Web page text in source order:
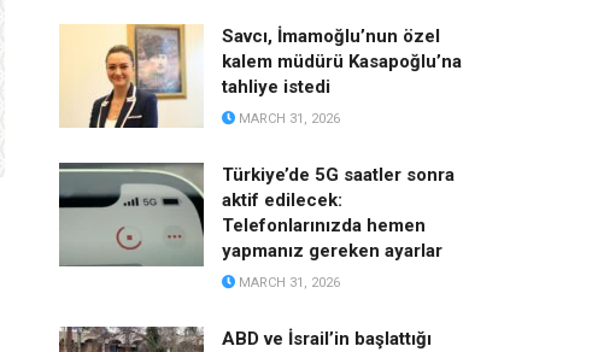
Savcı, İmamoğlu’nun özel
kalem müdürü Kasapoğlu’na
tahliye istedi
MARCH 31, 2026
Türkiye’de 5G saatler sonra
aktif edilecek:
Telefonlarınızda hemen
yapmanız gereken ayarlar
MARCH 31, 2026
ABD ve İsrail’in başlattığı